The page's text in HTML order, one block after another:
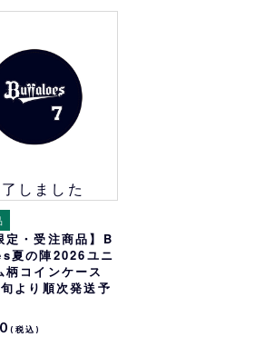
しました
定・受注商品】B
の陣2026ユニ
柄コインケース
旬より順次発送予
(税込)